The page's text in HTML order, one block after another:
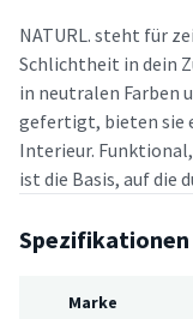
NATURL. steht für
Schlichtheit in dein
in neutralen Farben
gefertigt, bieten sie
Interieur.
ist die Basis, auf die
Spezifikationen
Marke